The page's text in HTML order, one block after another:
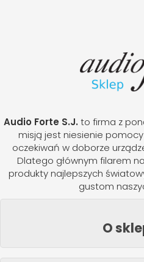
Audio Forte S.J. to firma z
misją jest niesienie
oczekiwań w doborze
Dlatego głównym filarem
produkty najlepszych
gustom
O